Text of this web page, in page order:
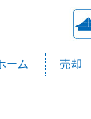
ーム 売却